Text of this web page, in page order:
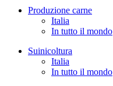
Produzione carne
Italia
In tutto il mondo
Suinicoltura
Italia
In tutto il mondo